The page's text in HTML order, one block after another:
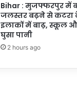
Bihar : मुजफ्फरपुर में
जलस्तर बढ़ने से कटरा
इलाकों में बाढ़, स्कूल
घुसा पानी
2 hours ago